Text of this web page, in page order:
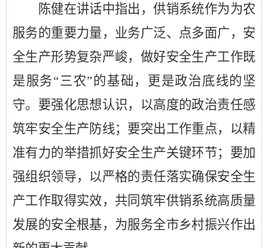
陈健在讲话中指出，供销系统作为为农
服务的重要力量，业务广泛、点多面广，安
全生产形势复杂严峻，做好安全生产工作既
是服务“三农”的基础，更是政治底线的坚
守。要强化思想认识，以高度的政治责任感
筑牢安全生产防线；要突出工作重点，以精
准有力的举措抓好安全生产关键环节；要加
强组织领导，以严格的责任落实确保安全生
产工作取得实效，共同筑牢供销系统高质量
发展的安全根基，为服务全市乡村振兴作出